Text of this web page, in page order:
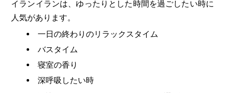
イランイランは、ゆったりとした時間を過ごしたい時に
人気があります。
一日の終わりのリラックスタイム
バスタイム
寝室の香り
深呼吸したい時